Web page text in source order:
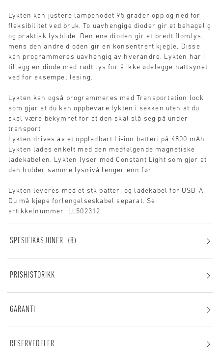
Lykten kan justere lampehodet 95 grader opp og ned for
fleksibilitet ved bruk. To uavhengige dioder gir et behagelig
og praktisk lysbilde. Den ene dioden gir et bredt flomlys,
mens den andre dioden gir en konsentrert kjegle. Disse
kan programmeres uavhengig av hverandre. Lykten har i
tillegg en diode med rødt lys for å ikke ødelegge nattsynet
ved for eksempel lesing.
Lykten kan også programmeres med Transportation lock
som gjør at du kan oppbevare lykten i sekken uten at du
skal være bekymret for at den skal slå seg på under
transport.
Lykten drives av et oppladbart Li-ion batteri på 4800 mAh.
Lykten lades enkelt med den medfølgende magnetiske
ladekabelen. Lykten lyser med Constant Light som gjør at
den holder samme lysnivå lenger enn før.
Lykten leveres med et stk batteri og ladekabel for USB-A.
Du må kjøpe forlengelseskabel separat. Se
artikkelnummer: LL502312
SPESIFIKASJONER 8
PRISHISTORIKK
GARANTI
RESERVEDELER